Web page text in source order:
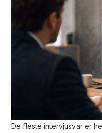
De fleste intervjusvar er